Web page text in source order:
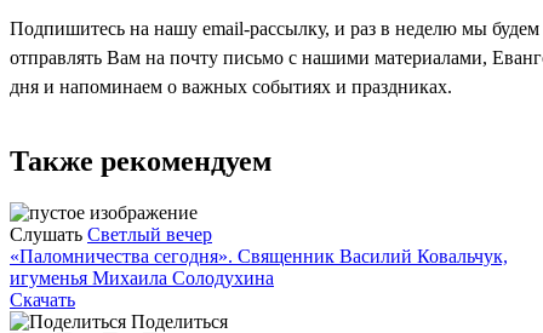
Подпишитесь на нашу email-рассылку, и раз в неделю мы будем
отправлять Вам на почту письмо с нашими материалами,
дня и напоминаем о важных событиях и праздниках.
Также рекомендуем
Слушать Светлый вечер
«Паломничества сегодня». Священник Василий Ковальчук,
игуменья Михаила Солодухина
Скачать
Поделиться